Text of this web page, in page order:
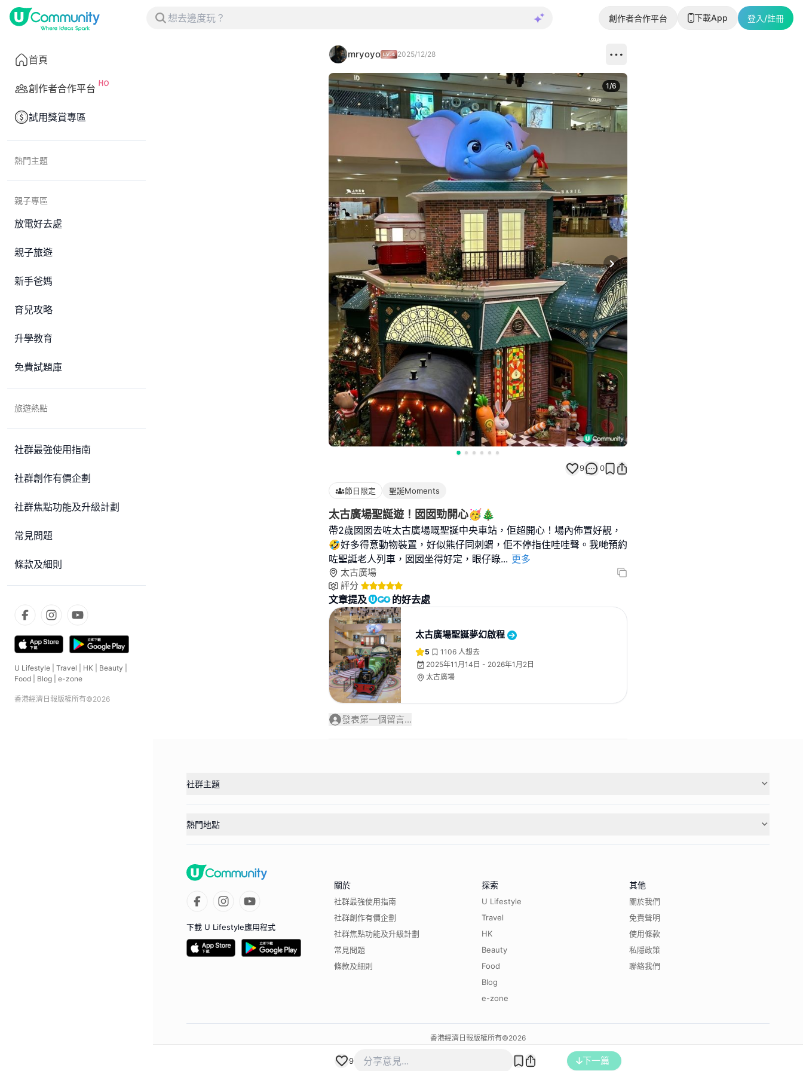
創作者合作平台 下載App 登入/註冊
首頁
創作者合作平台
試用獎賞專區
熱門主題
親子專區
放電好去處
親子旅遊
新手爸媽
育兒攻略
升學教育
免費試題庫
旅遊熱點
社群最強使用指南
社群創作有價企劃
社群焦點功能及升級計劃
常見問題
條款及細則
U Lifestyle Travel HK Beauty
Food
Blog e-zone
香港經濟日報版權所有©2026
mryoyo 2025/12/28
Next slide
1/6
9 0
節日限定 聖誕Moments
太古廣場聖誕遊！囡囡勁開心🥳🎄
帶2歲囡囡去咗太古廣場嘅聖誕中央車站，佢超開心！場內佈置好靚，
🤣好多得意動物裝置，好似熊仔同刺蝟，佢不停指住哇哇聲。我哋預約
咗聖誕老人列車，囡囡坐得好定，眼仔睩... 更多
太古廣場
評分
文章提及 的好去處
太古廣場聖誕夢幻啟程
5 1106 人想去
2025年11月14日 - 2026年1月2日
太古廣場
發表第一個留言...
9 下一篇
社群主題
熱門地點
下載 U Lifestyle應用程式
關於
社群最強使用指南
社群創作有價企劃
社群焦點功能及升級計劃
常見問題
條款及細則
探索
U Lifestyle
Travel
HK
Beauty
Food
Blog
e-zone
其他
關於我們
免責聲明
使用條款
私隱政策
聯絡我們
香港經濟日報版權所有©2026